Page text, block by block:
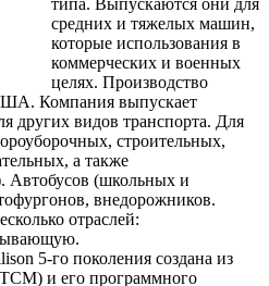
типа. Выпускаются они для
средних и тяжелых машин,
которые использования в
коммерческих и военных
целях. Производство
Компания выпускает
других видов транспорта. Для
строительных,
а также
Автобусов (школьных и
внедорожников.
отраслей:
5-го поколения создана из
и его программного